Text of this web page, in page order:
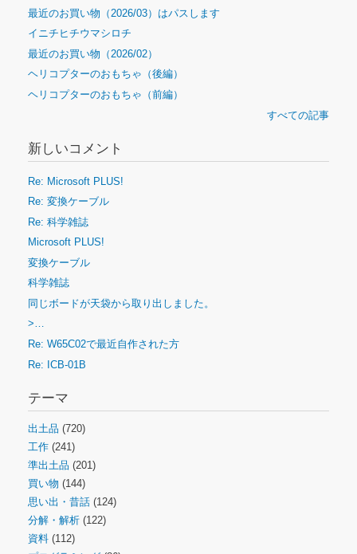
最近のお買い物（2026/03）はパスします
イニチヒチウマシロチ
最近のお買い物（2026/02）
ヘリコプターのおもちゃ（後編）
ヘリコプターのおもちゃ（前編）
すべての記事
新しいコメント
Re: Microsoft PLUS!
Re: 変換ケーブル
Re: 科学雑誌
Microsoft PLUS!
変換ケーブル
科学雑誌
同じボードが天袋から取り出しました。
>…
Re: W65C02で最近自作された方
Re: ICB-01B
テーマ
出土品 (720)
工作 (241)
準出土品 (201)
買い物 (144)
思い出・昔話 (124)
分解・解析 (122)
資料 (112)